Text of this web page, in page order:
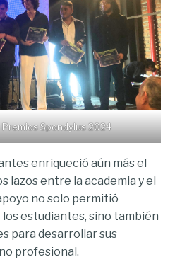
Premios Spondylus 2024
enriqueció aún más el
lazos entre la academia y el
no solo permitió
estudiantes, sino también
para desarrollar sus
profesional.